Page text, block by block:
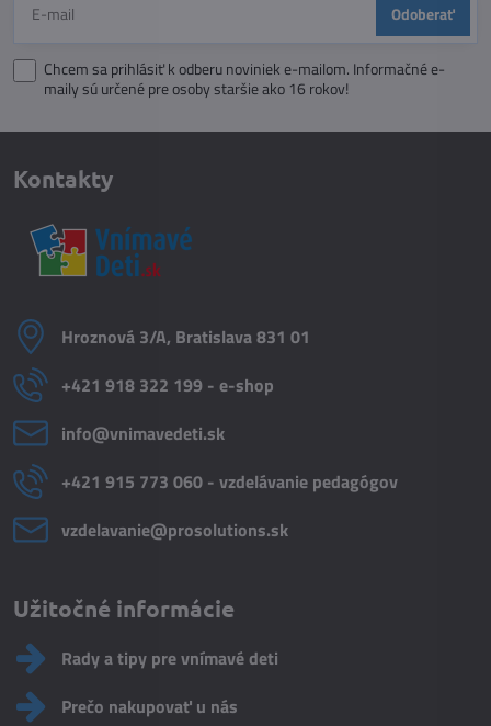
Odoberať
Chcem sa prihlásiť k odberu noviniek e-mailom. Informačné e-
maily sú určené pre osoby staršie ako 16 rokov!
Kontakty
Hroznová 3/A, Bratislava 831 01
+421 918 322 199 - e-shop
info​@vnimavedeti​.sk
+421 915 773 060 - vzdelávanie pedagógov
vzdelavanie​@prosolutions​.sk
Užitočné informácie
Rady a tipy pre vnímavé deti
Prečo nakupovať u nás